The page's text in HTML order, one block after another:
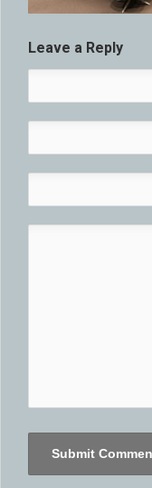
Leave a Reply